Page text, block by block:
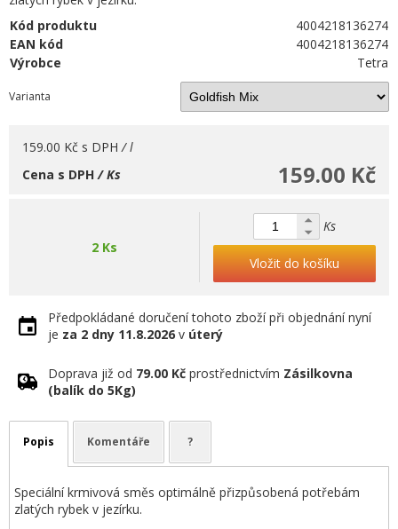
Kód produktu
4004218136274
EAN kód
4004218136274
Výrobce
Tetra
Varianta
159.00 Kč s DPH / l
159.00 Kč
Cena s DPH/ Ks
2 Ks
Ks
Vložit do košíku
Předpokládané doručení tohoto zboží při objednání nyní
je za 2 dny 11.8.2026 v úterý
Doprava již od 79.00 Kč prostřednictvím Zásilkovna
(balík do 5Kg)
Popis Komentáře ?
Speciální krmivová směs optimálně přizpůsobená potřebám
zlatých rybek v jezírku.